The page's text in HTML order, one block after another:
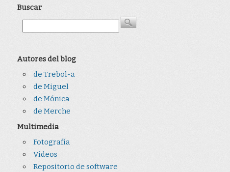
Buscar
Autores del blog
de Trebol-a
de Miguel
de Mónica
de Merche
Multimedia
Fotografía
Vídeos
Repositorio de software